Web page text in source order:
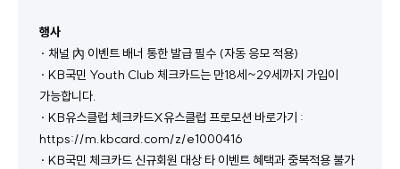
행사
· 채널 內 이벤트 배너 통한 발급 필수 (자동 응모 적용)
· KB국민 Youth Club 체크카드는 만18세~29세까지 가입이
가능합니다.
· KB유스클럽 체크카드X유스클럽 프로모션 바로가기 :
https://m.kbcard.com/z/e1000416
· KB국민 체크카드 신규회원 대상 타 이벤트 혜택과 중복적용 불가